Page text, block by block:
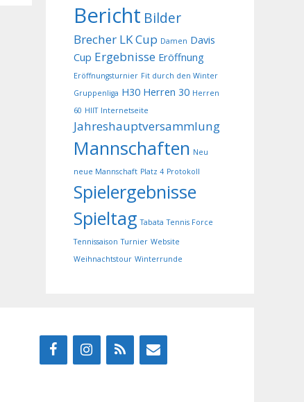
Bericht Bilder
Brecher LK Cup Damen Davis
Cup Ergebnisse Eröffnung
Eröffnungsturnier Fit durch den Winter
Gruppenliga H30 Herren 30 Herren
60 HIIT Internetseite
Jahreshauptversammlung
Mannschaften Neu
neue Mannschaft Platz 4 Protokoll
Spielergebnisse
Spieltag Tabata Tennis Force
Tennissaison Turnier Website
Weihnachtstour Winterrunde